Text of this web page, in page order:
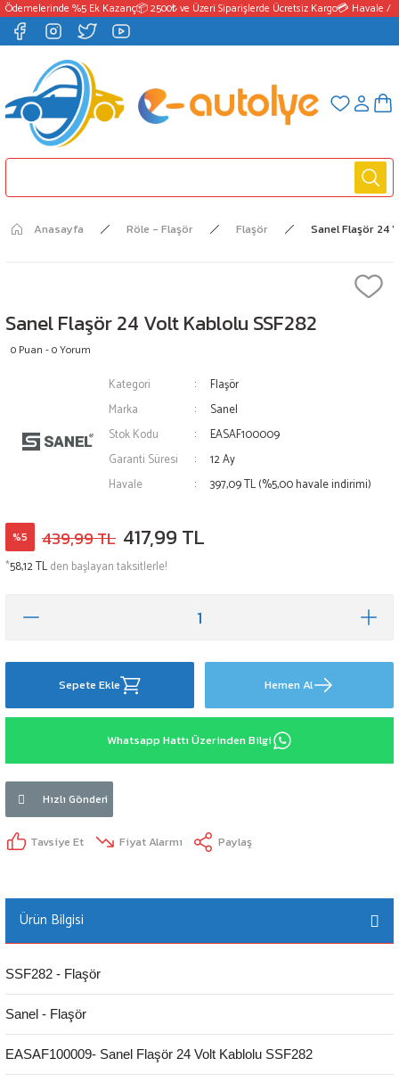
%5 Ek Kazanç📦 2500₺ ve Üzeri Siparişlerde Ücretsiz Kargo💳 Havale /
Anasayfa Röle - Flaşör Flaşör Sanel Flaşör 24
Sanel Flaşör 24 Volt Kablolu SSF282
0 Puan - 0 Yorum
Kategori
Flaşör
Marka
Sanel
Stok Kodu
EASAF100009
Garanti Süresi
12 Ay
Havale
397,09 TL (%5,00 havale indirimi)
%5 439,99 TL 417,99 TL
*58,12 TLden başlayan taksitlerle!
Sepete Ekle Hemen Al
Whatsapp Hattı Üzerinden Bilgi
Hızlı Gönderi
Tavsiye Et Fiyat Alarmı Paylaş
Ürün Bilgisi
SSF282 - Flaşör
Sanel - Flaşör
EASAF100009- Sanel Flaşör 24 Volt Kablolu SSF282